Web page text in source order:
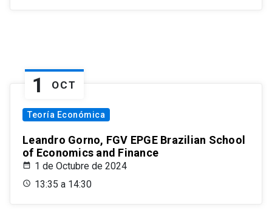
1 OCT
Teoría Económica
Leandro Gorno, FGV EPGE Brazilian School
of Economics and Finance
1 de Octubre de 2024
13:35 a 14:30